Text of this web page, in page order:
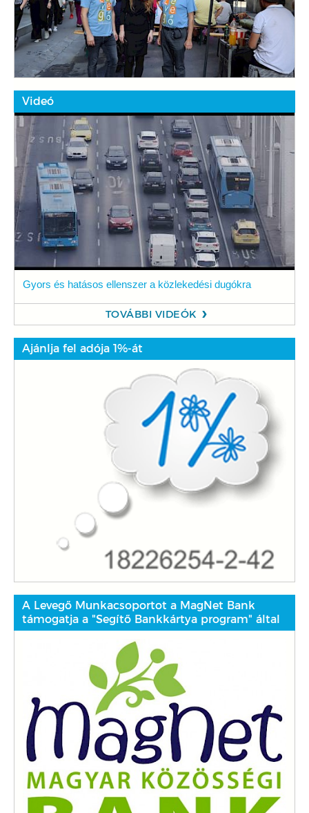
Videó
Gyors és hatásos ellenszer a közlekedési dugókra
TOVÁBBI VIDEÓK
Ajánlja fel adója 1%-át
A Levegő Munkacsoportot a MagNet Bank
támogatja a "Segítő Bankkártya program" által